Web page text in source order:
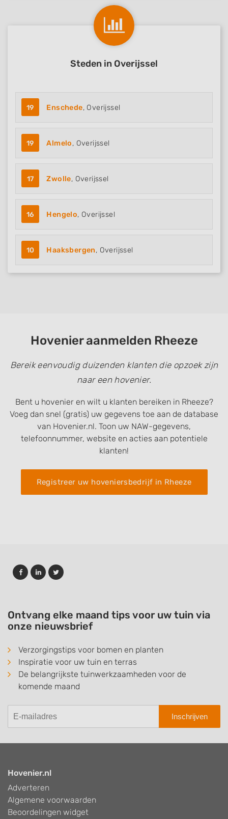
Steden in Overijssel
19 Enschede, Overijssel
19 Almelo, Overijssel
17 Zwolle, Overijssel
16 Hengelo, Overijssel
10 Haaksbergen, Overijssel
Hovenier aanmelden Rheeze
Bereik eenvoudig duizenden klanten die opzoek zijn
naar een hovenier.
Bent u hovenier en wilt u klanten bereiken in Rheeze?
Voeg dan snel (gratis) uw gegevens toe aan de database
van Hovenier.nl. Toon uw NAW-gegevens,
telefoonnummer, website en acties aan potentiele
klanten!
Registreer uw hoveniersbedrijf in Rheeze
Ontvang elke maand tips voor uw tuin via
onze nieuwsbrief
Verzorgingstips voor bomen en planten
Inspiratie voor uw tuin en terras
De belangrijkste tuinwerkzaamheden voor de
komende maand
Inschrijven
Hovenier.nl
Adverteren
Algemene voorwaarden
Beoordelingen widget